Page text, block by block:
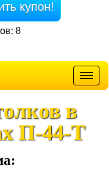
купон!
8
в
П-44-Т